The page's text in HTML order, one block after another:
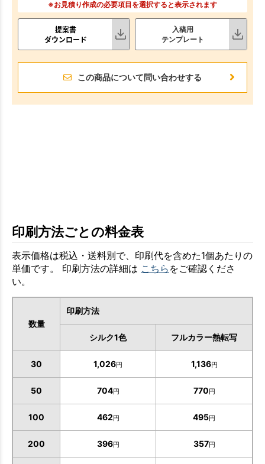
※お見積り作成の必要項目を選択すると表示されます
提案書
ダウンロード
入稿用
テンプレート
この商品について問い合わせする
印刷方法ごとの料金表
表示価格は税込・送料別で、印刷代を含めた1個あたりの
単価です。 印刷方法の詳細は こちら をご確認くださ
い。
数量
印刷方法
シルク1色 フルカラー熱転写
30 1,026円 1,136円
50 704円 770円
100 462円 495円
200 396円 357円